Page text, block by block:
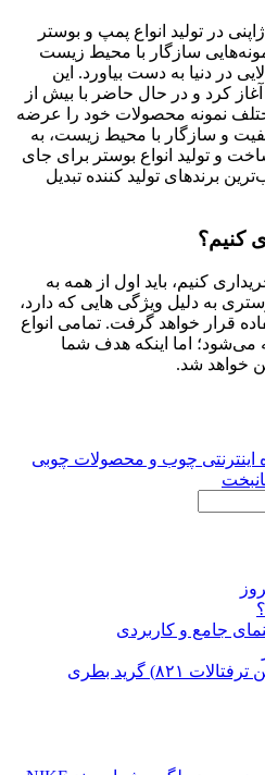
در تولید انواع پمپ و بوستر
سازگار با محیط زیست
در دنیا به دست بیاورد. این
شرکت فعالیت خود را از 1912 آغاز کرد و در حال حاضر با بیش از
در 17 کشور مختلف نمونه محصولات خود را عرضه
و سازگار با محیط زیست، به
و تولید انواع بوستر برای جای
برندهای تولید کننده تبدیل
کنیم؟
کنیم، باید اول از همه به
به دلیل ویژگی هایی که دارد،
قرار خواهد گرفت. تمامی انواع
اما اینکه هدف شما
خواهد شد.
چوب و محصولات چوبی
جامع و کاربردی
پت وانکایی ۸۲۱ (پلی اتیلن ترفتالات ۸۲۱) گرید بطری